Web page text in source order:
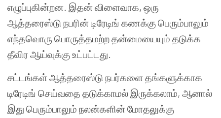
எழுப்புகின்றன. இதன் விளைவாக, ஒரு
ஆத்தரைஸ்டு நபரின் டிரேடிங் கணக்கு பெரும்பாலும்
எந்தவொரு பொருத்தமற்ற தன்மையையும் தடுக்க
தீவிர ஆய்வுக்கு உட்பட்டது.
சட்டங்கள் ஆத்தரைஸ்டு நபர்களை தங்களுக்காக
டிரேடிங் செய்வதை தடுக்காமல் இருக்கலாம், ஆனால்
இது பெரும்பாலும் நலன்களின் மோதலுக்கு